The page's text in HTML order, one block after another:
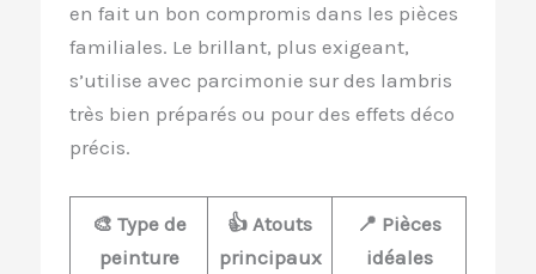
en fait un bon compromis dans les pièces
familiales. Le brillant, plus exigeant,
s’utilise avec parcimonie sur des lambris
très bien préparés ou pour des effets déco
précis.
🎨 Type de
peinture
👍 Atouts
principaux
📍 Pièces
idéales